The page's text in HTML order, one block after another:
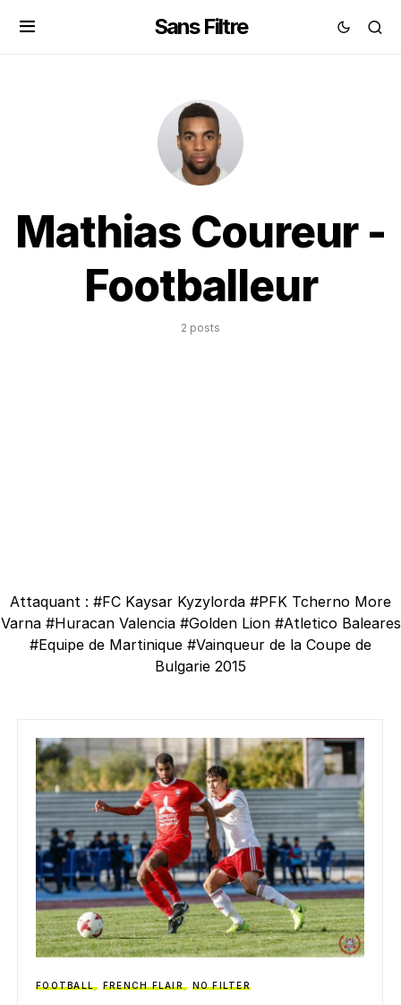
Sans Filtre
Mathias Coureur -
Footballeur
2 posts
Attaquant : #FC Kaysar Kyzylorda #PFK Tcherno More
Varna #Huracan Valencia #Golden Lion #Atletico Baleares
#Equipe de Martinique #Vainqueur de la Coupe de
Bulgarie 2015
FOOTBALL FRENCH FLAIR NO FILTER